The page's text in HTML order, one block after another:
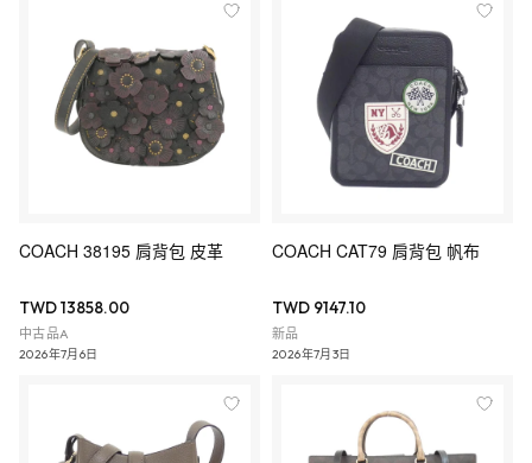
COACH 38195 肩背包 皮革
TWD 13858.00
中古品A
2026年7月6日
COACH CAT79 肩背包 帆布
TWD 9147.10
新品
2026年7月3日